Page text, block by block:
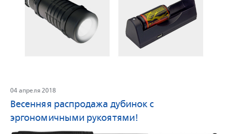
04 апреля 2018
Весенняя распродажа дубинок с
эргономичными рукоятями!